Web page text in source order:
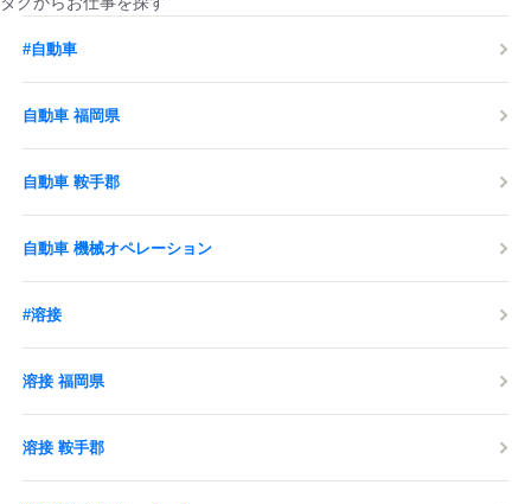
#自動車
自動車 福岡県
自動車 鞍手郡
自動車 機械オペレーション
#溶接
溶接 福岡県
溶接 鞍手郡